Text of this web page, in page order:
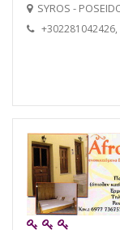
SYROS -